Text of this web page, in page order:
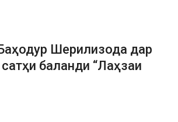
Шерилизода дар
баланди “Лаҳзаи